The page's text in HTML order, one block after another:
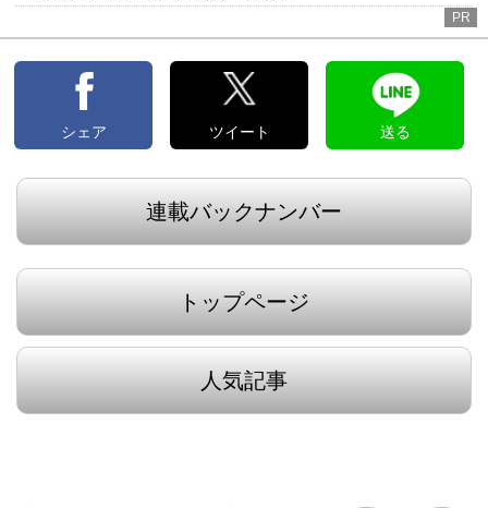
PR
シェア ツイート 送る
連載バックナンバー
トップページ
人気記事